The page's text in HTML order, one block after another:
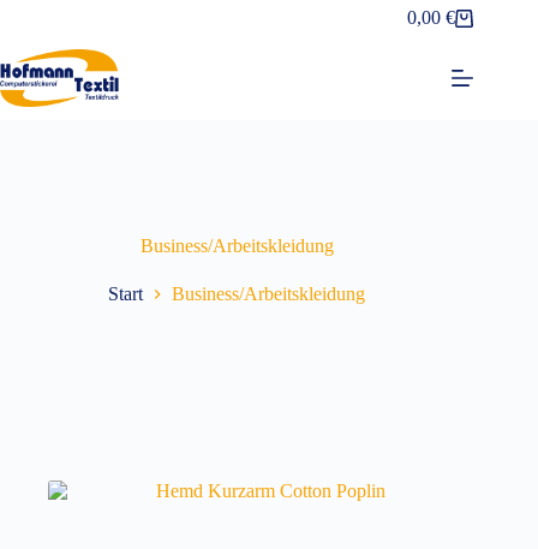
springen
Warenkorb
0,00€
Business/Arbeitskleidung
Start Business/Arbeitskleidung